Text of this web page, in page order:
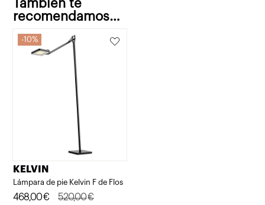
También te
recomendamos…
10%
KELVIN
Lámpara de pie Kelvin F de Flos
520,00€
El
468,00€
El